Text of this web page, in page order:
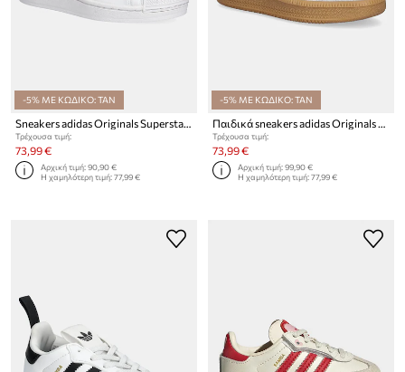
-5% ΜΕ ΚΩΔΙΚΟ: TAN
Sneakers adidas Originals Superstar II
Τρέχουσα τιμή:
73,99 €
Αρχική τιμή:90,90 €
Η χαμηλότερη τιμή:77,99 €
-5% ΜΕ ΚΩΔΙΚΟ: TAN
Παιδικά sneakers adidas Originals SAMBA XLG
Τρέχουσα τιμή:
73,99 €
Αρχική τιμή:99,90 €
Η χαμηλότερη τιμή:77,99 €